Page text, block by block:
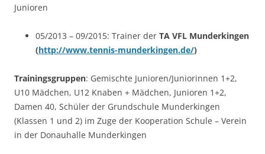
Junioren
05/2013 – 09/2015: Trainer der TA VFL Munderkingen
(http://www.tennis-munderkingen.de/)
Trainingsgruppen: Gemischte Junioren/Juniorinnen 1+2,
U10 Mädchen, U12 Knaben + Mädchen, Junioren 1+2,
Damen 40, Schüler der Grundschule Munderkingen
(Klassen 1 und 2) im Zuge der Kooperation Schule – Verein
in der Donauhalle Munderkingen